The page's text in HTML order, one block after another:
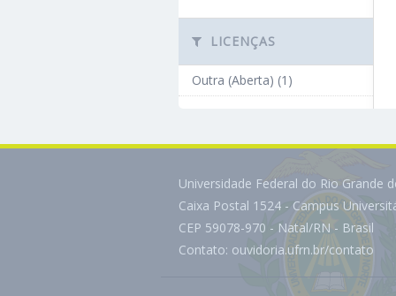
LICENÇAS
Outra (Aberta) (1)
Universidade Federal do Rio Grande
Caixa Postal 1524 - Campus
CEP 59078-970 - Natal/RN - Brasil
Contato: ouvidoria.ufrn.br/contato